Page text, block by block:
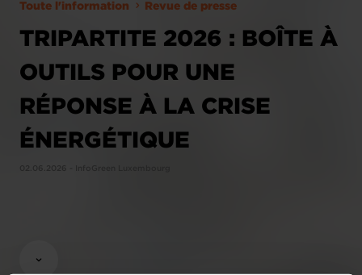
Toute l'information Revue de presse
TRIPARTITE 2026 : BOÎTE À
OUTILS POUR UNE
RÉPONSE À LA CRISE
ÉNERGÉTIQUE